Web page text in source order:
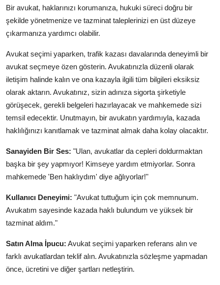
Bir avukat, haklarınızı korumanıza, hukuki süreci doğru bir
şekilde yönetmenize ve tazminat taleplerinizi en üst düzeye
çıkarmanıza yardımcı olabilir.
Avukat seçimi yaparken, trafik kazası davalarında deneyimli bir
avukat seçmeye özen gösterin. Avukatınızla düzenli olarak
iletişim halinde kalın ve ona kazayla ilgili tüm bilgileri eksiksiz
olarak aktarın. Avukatınız, sizin adınıza sigorta şirketiyle
görüşecek, gerekli belgeleri hazırlayacak ve mahkemede sizi
temsil edecektir. Unutmayın, bir avukatın yardımıyla, kazada
haklılığınızı kanıtlamak ve tazminat almak daha kolay olacaktır.
Sanayiden Bir Ses: "Ulan, avukatlar da cepleri doldurmaktan
başka bir şey yapmıyor! Kimseye yardım etmiyorlar. Sonra
mahkemede 'Ben haklıydım' diye ağlıyorlar!"
Kullanıcı Deneyimi: "Avukat tuttuğum için çok memnunum.
Avukatım sayesinde kazada haklı bulundum ve yüksek bir
tazminat aldım."
Satın Alma İpucu: Avukat seçimi yaparken referans alın ve
farklı avukatlardan teklif alın. Avukatınızla sözleşme yapmadan
önce, ücretini ve diğer şartları netleştirin.